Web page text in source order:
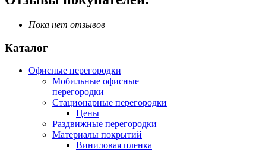
Пока нет отзывов
Каталог
Офисные перегородки
Мобильные офисные
перегородки
Стационарные перегородки
Цены
Раздвижные перегородки
Материалы покрытий
Виниловая пленка